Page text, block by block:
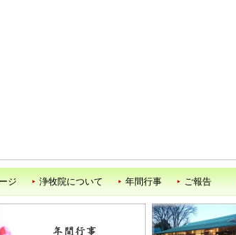
ジ 浄牧院について 年間行事 ご報告